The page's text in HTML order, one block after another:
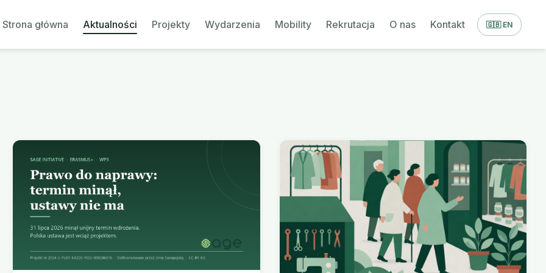
Strona główna
Aktualności Projekty Wydarzenia Mobility Rekrutacja O nas Kontakt 🇬🇧 EN